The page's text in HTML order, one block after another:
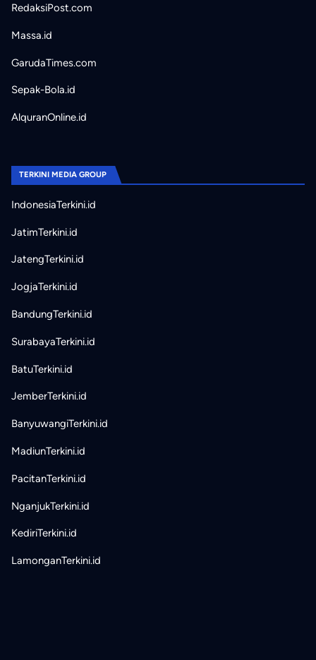
RedaksiPost.com
Massa.id
GarudaTimes.com
Sepak-Bola.id
AlquranOnline.id
TERKINI MEDIA GROUP
IndonesiaTerkini.id
JatimTerkini.id
JatengTerkini.id
JogjaTerkini.id
BandungTerkini.id
SurabayaTerkini.id
BatuTerkini.id
JemberTerkini.id
BanyuwangiTerkini.id
MadiunTerkini.id
PacitanTerkini.id
NganjukTerkini.id
KediriTerkini.id
LamonganTerkini.id